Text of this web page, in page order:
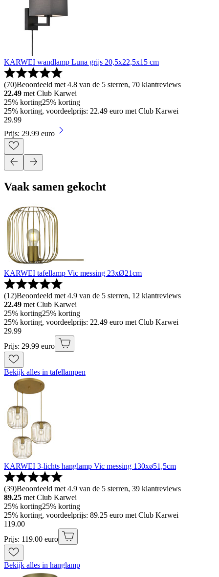
KARWEI wandlamp Luna grijs 20,5x22,5x15 cm
(70)Beoordeeld met 4.8 van de 5 sterren, 70 klantreviews
22.49 met Club Karwei
25% korting25% korting
25% korting, voordeelprijs: 22.49 euro met Club Karwei
29.99
Prijs: 29.99 euro
Vaak samen gekocht
KARWEI tafellamp Vic messing 23xØ21cm
(12)Beoordeeld met 4.9 van de 5 sterren, 12 klantreviews
22.49 met Club Karwei
25% korting25% korting
25% korting, voordeelprijs: 22.49 euro met Club Karwei
29.99
Prijs: 29.99 euro
Bekijk alles in tafellampen
KARWEI 3-lichts hanglamp Vic messing 130xø51,5cm
(39)Beoordeeld met 4.9 van de 5 sterren, 39 klantreviews
89.25 met Club Karwei
25% korting25% korting
25% korting, voordeelprijs: 89.25 euro met Club Karwei
119.00
Prijs: 119.00 euro
Bekijk alles in hanglamp